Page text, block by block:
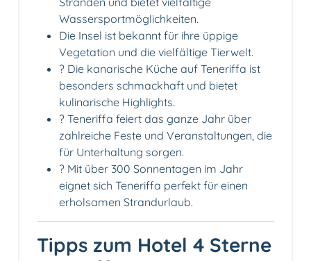
Wassersportmöglichkeiten.
Die Insel ist bekannt für ihre üppige
Vegetation und die vielfältige Tierwelt.
?️ Die kanarische Küche auf Teneriffa ist
besonders schmackhaft und bietet
kulinarische Highlights.
? Teneriffa feiert das ganze Jahr über
zahlreiche Feste und Veranstaltungen, die
für Unterhaltung sorgen.
? Mit über 300 Sonnentagen im Jahr
eignet sich Teneriffa perfekt für einen
erholsamen Strandurlaub.
Tipps zum Hotel 4 Sterne